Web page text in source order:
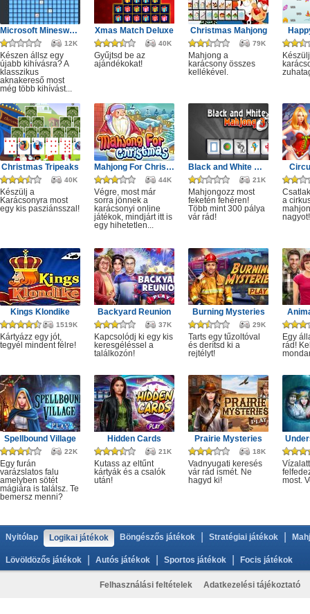
Microsoft Minesweeper
12K
Készen állsz egy
újabb kihívásra? A
klasszikus
aknakereső most
még több kihívást...
Xmas Match Deluxe
40K
Gyűjtsd be az
ajándékokat!
Christmas Mahjong
79K
Mahjong a
karácsony összes
kellékével.
Christmas Tripeaks
40K
Készülj a
Karácsonyra most
egy kis pasziánsszal!
Mahjong For Christmas
44K
Végre, most már
sorra jönnek a
karácsonyi online
játékok, mindjárt itt is
egy hihetetlen...
Black and White Mahjong 3
21K
Mahjongozz most
feketén fehéren!
Több mint 300 pálya
vár rád!
a
nagyot!
Kings Klondike
1519K
Kártyázz egy jót,
tegyél mindent félre!
Backyard Reunion
37K
Kapcsolódj ki egy kis
keresgéléssel a
találkozón!
Burning Mysteries
29K
Tarts egy tűzoltóval
és derítsd ki a
rejtélyt!
Egy
rád!
Spellbound Village
22K
Egy furán
varázslatos falu
amelyben sötét
mágiára is találsz. Te
bemersz menni?
Hidden Cards
21K
Kutass az eltűnt
kártyák és a csalók
után!
Prairie Mysteries
18K
Vadnyugati keresés
vár rád ismét. Ne
hagyd ki!
most.
Nyitólap Logikai játékok Böngészős játékok Stratégiai játékok
Lövöldözős játékok Autós játékok Sportos játékok Focis játékok
Felhasználási feltételek Adatkezelési tájékoztató